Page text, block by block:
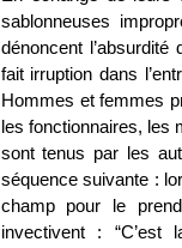
sablonneuses
dénoncent
fait irruption dans
Hommes et femmes
les fonctionnaires, les
sont tenus par les
séquence suivante :
champ pour le
invectivent :